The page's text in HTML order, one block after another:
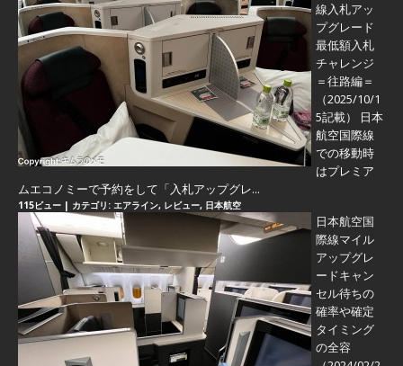
線入札アッ
プグレード
最低額入札
チャレンジ
＝往路編＝
（2025/10/1
5記載） 日本
航空国際線
での移動時
はプレミア
ムエコノミーで予約をして「入札アップグレ...
115ビュー | カテゴリ: エアライン, レビュー, 日本航空
日本航空国
際線マイル
アップグレ
ードキャン
セル待ちの
確率や確定
タイミング
の全容